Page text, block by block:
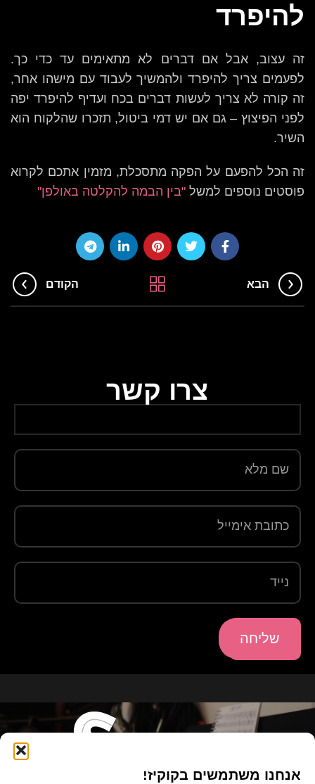
אנחנו משתמשים בקוקיז!
להיפרד
זה עצוב, אבל אם דברים לא מתאימים עד כדי כך.
לפעמים צריך להיפרד ולהמשיך לעבוד עם מישהו אחר,
זה קורה לא צריך לעשות דברים בכח ועדיף להיפרד יפה
לפני הפיצוץ – גם אם יש דמי ביטול, תזכרו שהלקוח הוא
השיר.
זה הכל להפעם על הפקה מתסכלת, מזמין אתכם לקרוא
פוסטים נוספים למשל "בין הבמה להקלטה באולפן"
הבא הקודם
צרו קשר
שליחה